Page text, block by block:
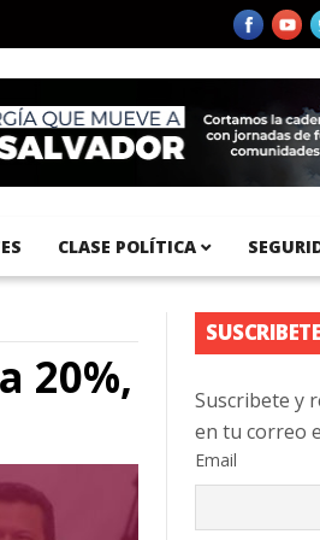
Internacional del Pacífico
CLASE POLÍTICA
20%,
SUSCRIBETE
Suscribete y
en tu correo
Email